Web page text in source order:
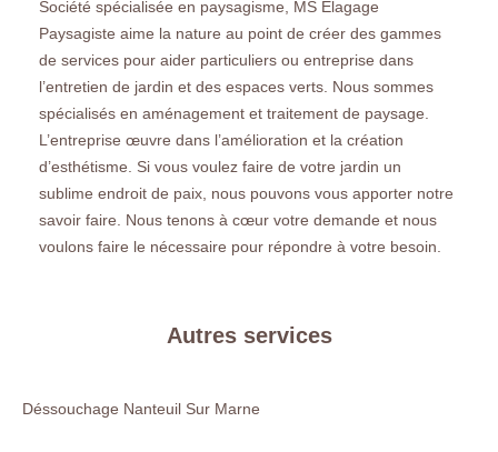
Société spécialisée en paysagisme, MS Elagage
Paysagiste aime la nature au point de créer des gammes
de services pour aider particuliers ou entreprise dans
l’entretien de jardin et des espaces verts. Nous sommes
spécialisés en aménagement et traitement de paysage.
L’entreprise œuvre dans l’amélioration et la création
d’esthétisme. Si vous voulez faire de votre jardin un
sublime endroit de paix, nous pouvons vous apporter notre
savoir faire. Nous tenons à cœur votre demande et nous
voulons faire le nécessaire pour répondre à votre besoin.
Autres services
Déssouchage Nanteuil Sur Marne